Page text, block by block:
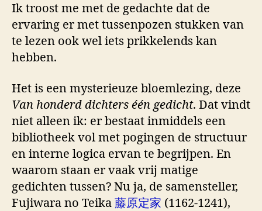
Ik troost me met de gedachte dat de
ervaring er met tussenpozen stukken van
te lezen ook wel iets prikkelends kan
hebben.
Het is een mysterieuze bloemlezing, deze
Van honderd dichters één gedicht. Dat vindt
niet alleen ik: er bestaat inmiddels een
bibliotheek vol met pogingen de structuur
en interne logica ervan te begrijpen. En
waarom staan er vaak vrij matige
gedichten tussen? Nu ja, de samensteller,
Fujiwara no Teika 藤原定家 (1162-1241),